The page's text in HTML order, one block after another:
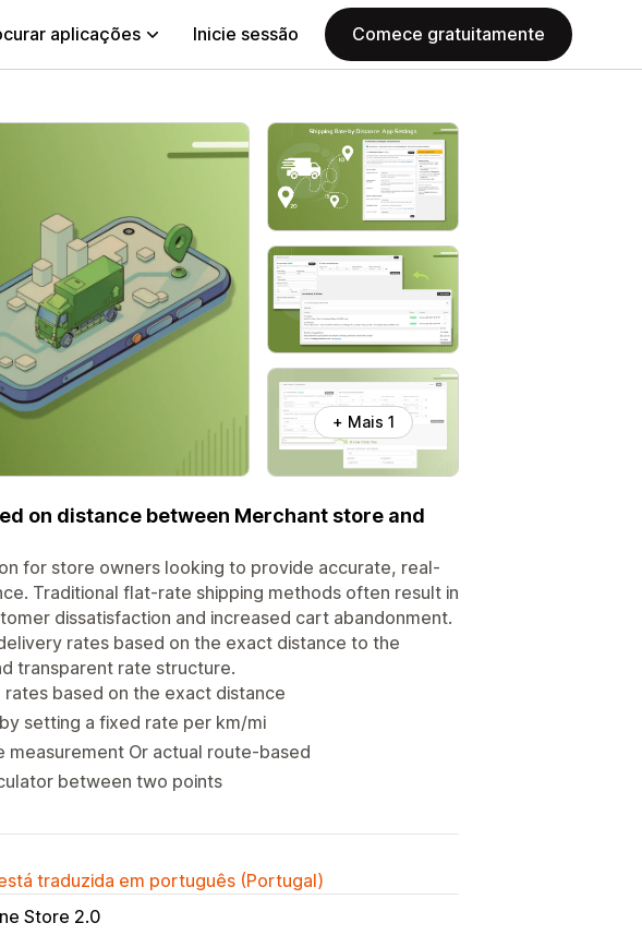
aplicações Inicie sessão Comece gratuitamente
+ Mais 1
on distance between Merchant store and
for store owners looking to provide accurate, real-
Traditional flat-rate shipping methods often result in
dissatisfaction and increased cart abandonment.
rates based on the exact distance to the
transparent rate structure.
based on the exact distance
setting a fixed rate per km/mi
measurement Or actual route-based
between two points
traduzida em português (Portugal)
Store 2.0